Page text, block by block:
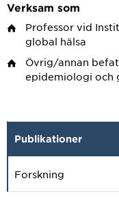
Verksam som
Professor vid
global hälsa
Övrig/annan
epidemiologi och
Publikationer
Forskning